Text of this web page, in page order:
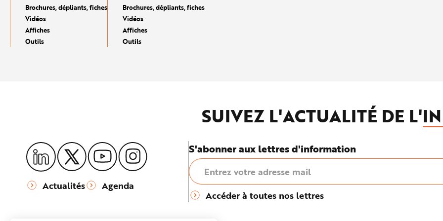
Brochures, dépliants, fiches
Vidéos
Affiches
Outils
Brochures, dépliants, fiches
Vidéos
Affiches
Outils
SUIVEZ L'ACTUALITÉ DE L'
Actualités Agenda
S'abonner aux lettres d'information
Accéder à toutes nos lettres